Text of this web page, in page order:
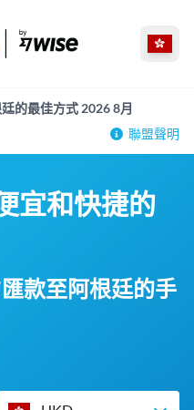
的最佳方式 2026 8月
聯盟聲明
宜和快捷的
款至阿根廷的手